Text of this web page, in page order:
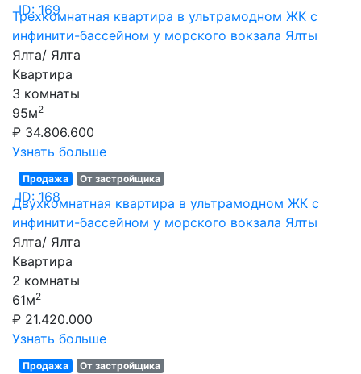
ID: 169
Трехкомнатная квартира в ультрамодном ЖК с
инфинити-бассейном у морского вокзала Ялты
Ялта/ Ялта
Квартира
3 комнаты
95м2
₽ 34.806.600
Узнать больше
Продажа От застройщика
ID: 168
Двухкомнатная квартира в ультрамодном ЖК с
инфинити-бассейном у морского вокзала Ялты
Ялта/ Ялта
Квартира
2 комнаты
61м2
₽ 21.420.000
Узнать больше
Продажа От застройщика